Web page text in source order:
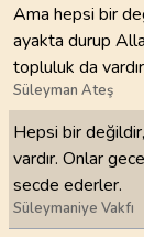
Ama hepsi bir
ayakta durup
topluluk da
Süleyman Ateş
Hepsi bir
vardır. Onlar
secde ederler.
Süleymaniye Vakfı